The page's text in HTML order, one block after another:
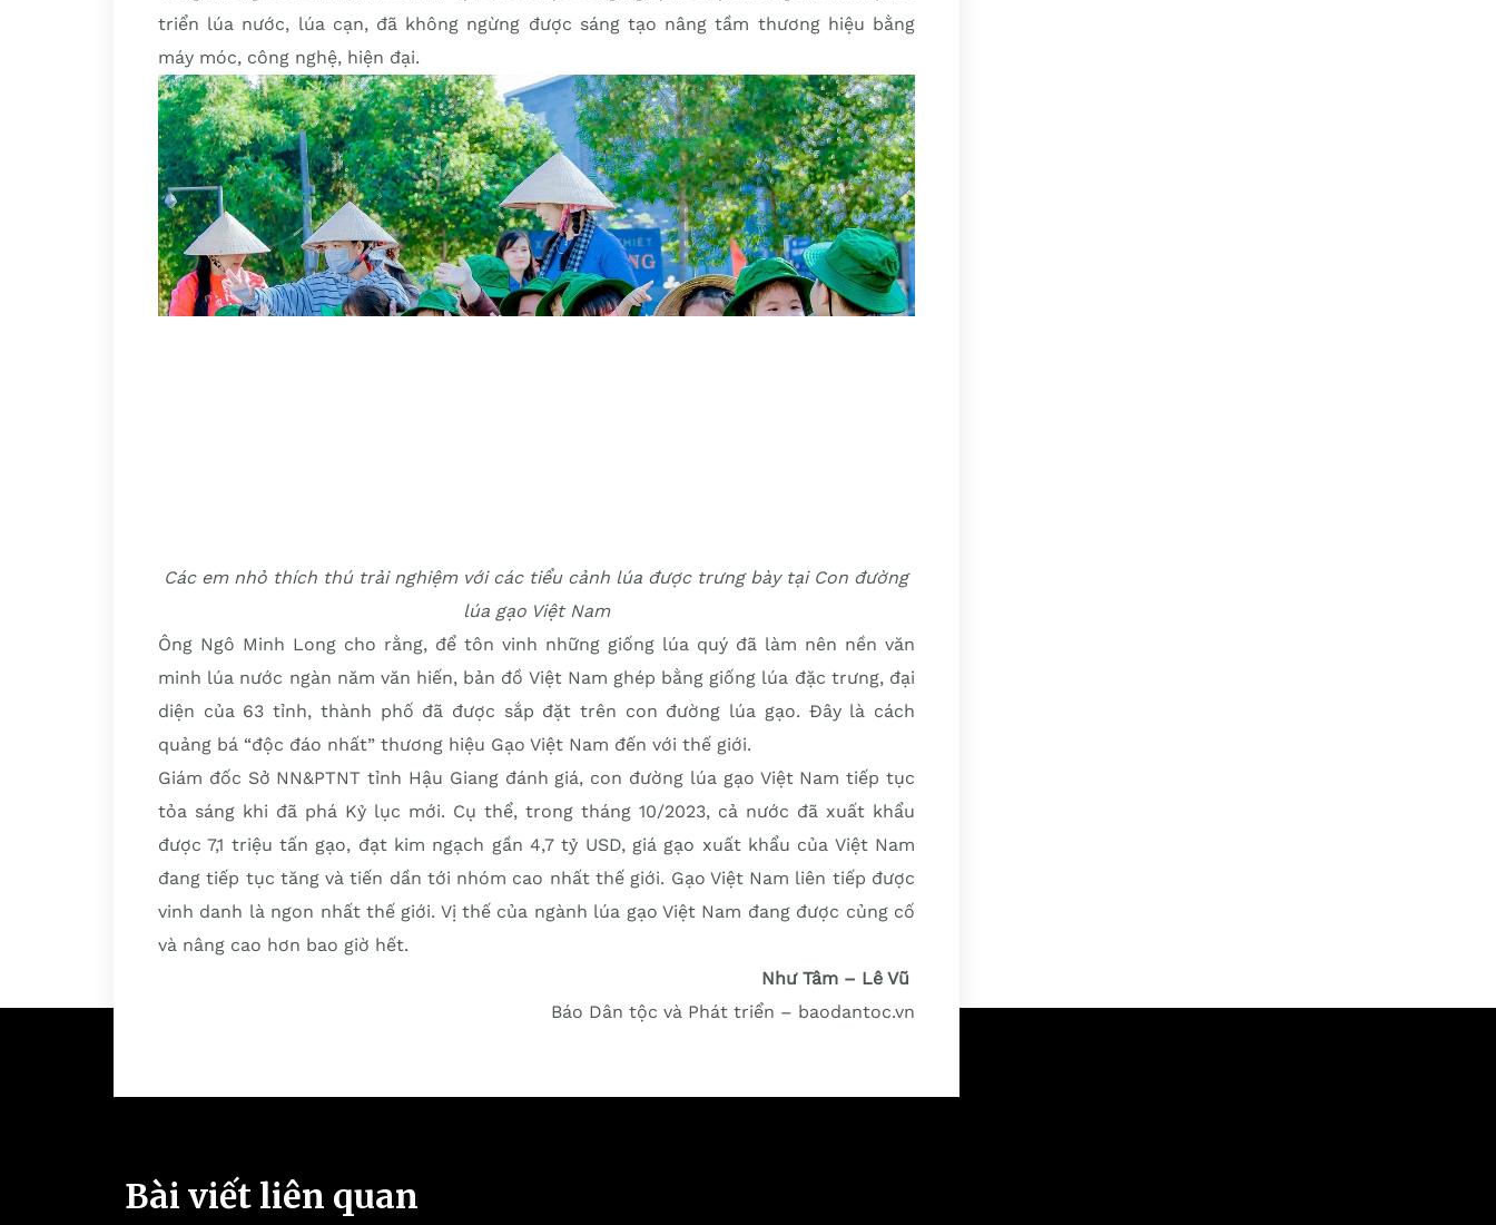
triển lúa nước, lúa cạn, đã không ngừng được sáng tạo nâng tầm thương hiệu bằng
máy móc, công nghệ, hiện đại.
Các em nhỏ thích thú trải nghiệm với các tiểu cảnh lúa được trưng bày tại Con đường
lúa gạo Việt Nam
Ông Ngô Minh Long cho rằng, để tôn vinh những giống lúa quý đã làm nên nền văn
minh lúa nước ngàn năm văn hiến, bản đồ Việt Nam ghép bằng giống lúa đặc trưng, đại
diện của 63 tỉnh, thành phố đã được sắp đặt trên con đường lúa gạo. Đây là cách
quảng bá “độc đáo nhất” thương hiệu Gạo Việt Nam đến với thế giới.
Giám đốc Sở NN&PTNT tỉnh Hậu Giang đánh giá, con đường lúa gạo Việt Nam tiếp tục
tỏa sáng khi đã phá Kỷ lục mới. Cụ thể, trong tháng 10/2023, cả nước đã xuất khẩu
được 7,1 triệu tấn gạo, đạt kim ngạch gần 4,7 tỷ USD, giá gạo xuất khẩu của Việt Nam
đang tiếp tục tăng và tiến dần tới nhóm cao nhất thế giới. Gạo Việt Nam liên tiếp được
vinh danh là ngon nhất thế giới. Vị thế của ngành lúa gạo Việt Nam đang được củng cố
và nâng cao hơn bao giờ hết.
Như Tâm – Lê Vũ
Báo Dân tộc và Phát triển – baodantoc.vn
Bài viết liên quan